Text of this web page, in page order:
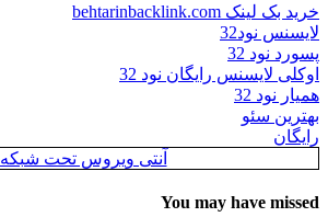
خرید بک لینک behtarinbacklink.com
لایسنس نود32
پسورد نود 32
اوکلی لایسنس رایگان نود 32
همیار نود 32
بهترین سئو
رایگان
آنتی ویروس تحت شبکه
You may have missed